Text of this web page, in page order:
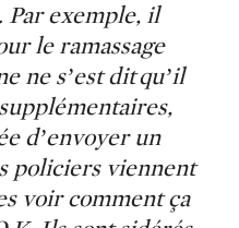
Par exemple, il
le ramassage
ne s’est dit qu’il
d’envoyer un
policiers viennent
voir comment ça